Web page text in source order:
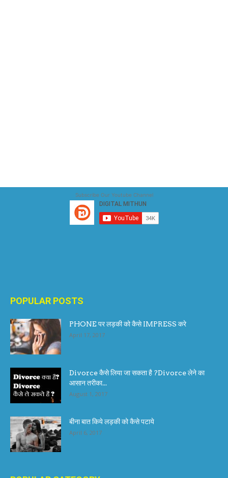
Subscribe Our Youtube Channel
POPULAR POSTS
PHONE पर लड़की को कैसे IMPRESS करे
April 17, 2017
Divorce कैसे लिया जा सकता है ?Divorce लेने का
आसान तरीका...
August 1, 2017
बीना बात किये लड़की को कैसे पटाये
April 6, 2017